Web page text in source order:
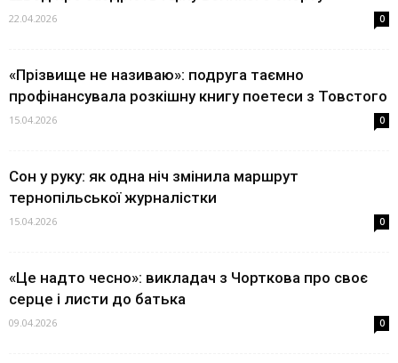
22.04.2026 0
«Прізвище не називаю»: подруга таємно
профінансувала розкішну книгу поетеси з Товстого
15.04.2026 0
Сон у руку: як одна ніч змінила маршрут
тернопільської журналістки
15.04.2026 0
«Це надто чесно»: викладач з Чорткова про своє
серце і листи до батька
09.04.2026 0